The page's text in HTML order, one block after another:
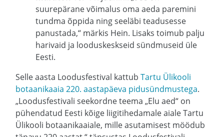
suurepärane võimalus oma aeda paremini
tundma õppida ning seeläbi teadusesse
panustada,“ märkis Hein. Lisaks toimub palju
harivaid ja looduskeskseid sündmuseid üle
Eesti.
Selle aasta Loodusfestival kattubTartu Ülikooli
botaanikaaia 220. aastapäeva pidusündmustega.
„Loodusfestivali seekordne teema „Elu aed“ on
pühendatud Eesti kõige liigitihedamale aiale Tartu
Ülikooli botaanikaaiale, mille asutamisest möödub